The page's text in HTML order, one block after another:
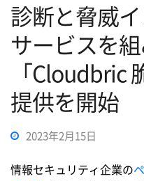
診断と脅威
サービスを
「Cloudbric
提供を開始
2023年2月15日
情報セキュリティ企業の